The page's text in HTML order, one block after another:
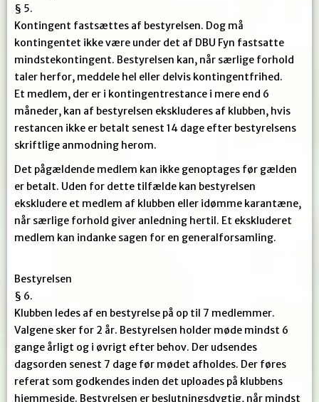
§ 5.
Kontingent fastsættes af bestyrelsen. Dog må
kontingentet ikke være under det af DBU Fyn fastsatte
mindstekontingent. Bestyrelsen kan, når særlige forhold
taler herfor, meddele hel eller delvis kontingentfrihed.
Et medlem, der er i kontingentrestance i mere end 6
måneder, kan af bestyrelsen ekskluderes af klubben, hvis
restancen ikke er betalt senest 14 dage efter bestyrelsens
skriftlige anmodning herom.
Det pågældende medlem kan ikke genoptages før gælden
er betalt. Uden for dette tilfælde kan bestyrelsen
ekskludere et medlem af klubben eller idømme karantæne,
når særlige forhold giver anledning hertil. Et ekskluderet
medlem kan indanke sagen for en generalforsamling.
Bestyrelsen
§ 6.
Klubben ledes af en bestyrelse på op til 7 medlemmer.
Valgene sker for 2 år. Bestyrelsen holder møde mindst 6
gange årligt og i øvrigt efter behov. Der udsendes
dagsorden senest 7 dage før mødet afholdes. Der føres
referat som godkendes inden det uploades på klubbens
hjemmeside. Bestyrelsen er beslutningsdygtig, når mindst